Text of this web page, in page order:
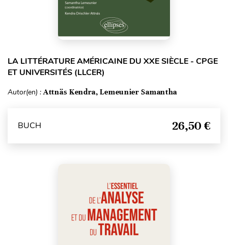
LA LITTÉRATURE AMÉRICAINE DU XXE SIÈCLE - CPGE
ET UNIVERSITÉS (LLCER)
Autor(en) :Attnäs Kendra, Lemeunier Samantha
BUCH 26,50 €